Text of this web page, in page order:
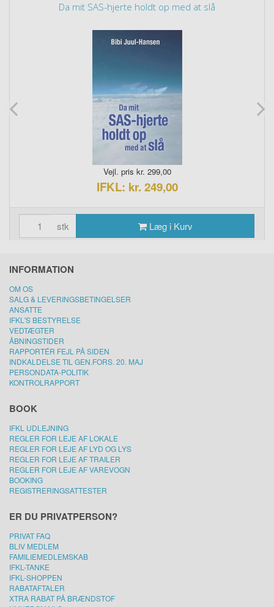
Da mit SAS-hjerte holdt op med at slå
Vejl. pris kr. 299,00
IFKL: kr. 249,00
stk Læg i Kurv
INFORMATION
OM OS
SALG & LEVERINGSBETINGELSER
ANSATTE
IFKL'S BESTYRELSE
VEDTÆGTER
ÅBNINGSTIDER
RAPPORTÉR FEJL PÅ SIDEN
INDKALDELSE TIL GEN.FORS. 20. MAJ
PERSONDATA-POLITIK
KONTROLRAPPORT
BOOK
IFKL UDLEJNING
REGLER FOR LEJE AF LOKALE
REGLER FOR LEJE AF LYD OG LYS
REGLER FOR LEJE AF TRAILER
REGLER FOR LEJE AF VAREVOGN
BOOKING
REGISTRERINGSATTESTER
ER DU PRIVATPERSON?
PRIVAT FAQ
BLIV MEDLEM
FAMILIEMEDLEMSKAB
IFKL-TANKE
IFKL-SHOPPEN
RABATAFTALER
XTRA RABAT PÅ BRÆNDSTOF